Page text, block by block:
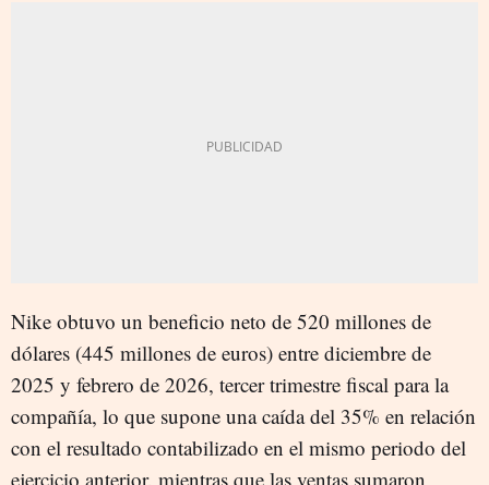
Nike obtuvo un beneficio neto de 520 millones de
dólares (445 millones de euros) entre diciembre de
2025 y febrero de 2026, tercer trimestre fiscal para la
compañía, lo que supone una caída del 35% en relación
con el resultado contabilizado en el mismo periodo del
ejercicio anterior, mientras que las ventas sumaron